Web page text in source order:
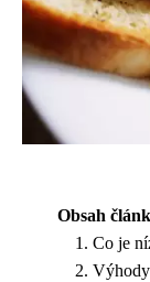
Obsah
Co je